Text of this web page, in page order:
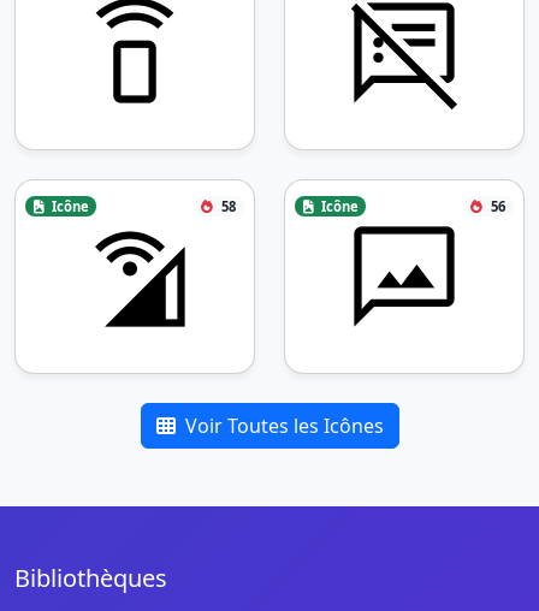
Icône 58 Icône 56
Voir Toutes les Icônes
Bibliothèques